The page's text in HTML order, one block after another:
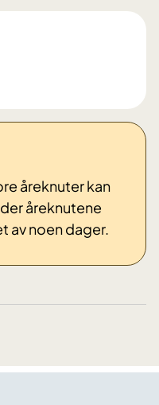
åreknuter kan
åreknutene
av noen dager.